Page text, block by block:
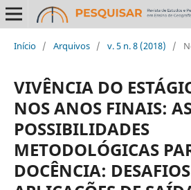
Início / Arquivos / v. 5 n. 8 (2018) /
VIVÊNCIA DO
NOS ANOS FINAIS:
POSSIBILIDADES
METODOLÓGICAS
DOCÊNCIA: